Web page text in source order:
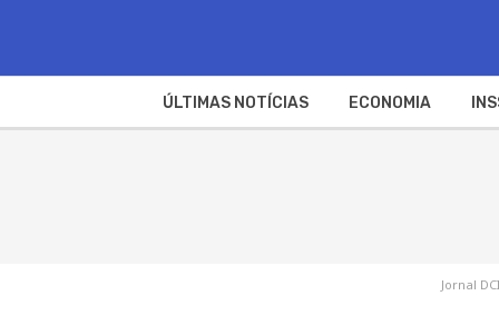
ÚLTIMAS NOTÍCIAS ECONOMIA
Jornal DCI